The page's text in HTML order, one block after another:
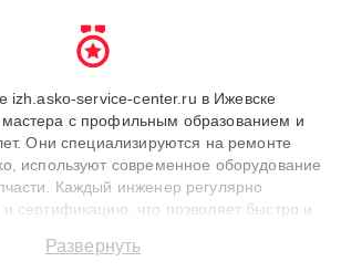
izh.asko-service-center.ru в Ижевске
с профильным образованием и
Они специализируются на ремонте
используют современное оборудование
Каждый инженер регулярно
сертификацию, что позволяет быстро и
до 3 лет. Наши мастера решают
Развернуть